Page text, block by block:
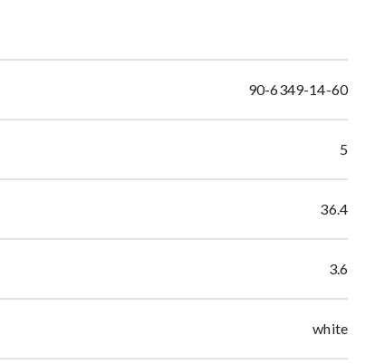
90-6349-14-60
5
36.4
3.6
white